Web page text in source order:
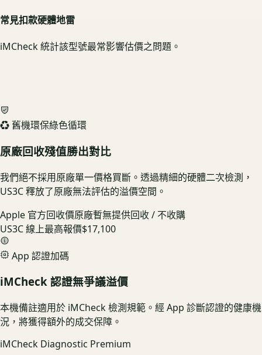
常見扣款硬體地雷
iMCheck 統計該型號最常影響估價之問題。
♻️ 舊機環保綠色循環
原廠回收殘值勝出對比
我們絕不採用原廠單一價格買斷。透過精細的硬體二次檢測，
US3C 釋放了原廠無法評估的溢價空間。
Apple 官方回收價原廠暫無提供回收 / 不收購
US3C 線上最高報價$17,100
App 認證加碼
iMCheck 認證無爭議溢價
本機備註適用於 iMCheck 檢測規範。經 App 診斷認證的健康機
況，將獲得額外的成交保障。
iMCheck Diagnostic Premium